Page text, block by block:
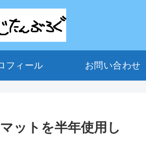
フィール お問い合わせ
ットを半年使用し